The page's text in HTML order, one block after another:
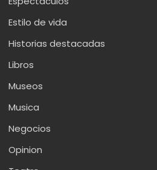
Estilo de vida
Historias destacadas
Libros
Museos
Musica
Negocios
Opinion